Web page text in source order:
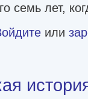
семь лет,
кошмарами [litres]
или